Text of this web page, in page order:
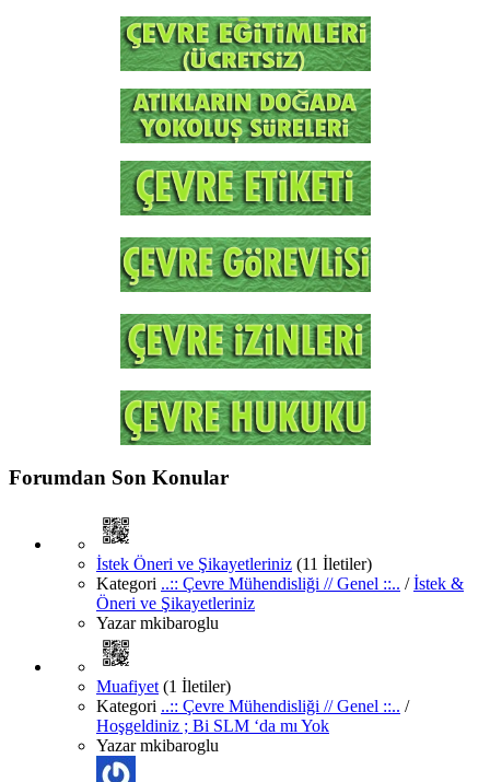
Forumdan Son Konular
İstek Öneri ve Şikayetleriniz (11 İletiler)
Kategori ..:: Çevre Mühendisliği // Genel ::.. /İstek &
Öneri ve Şikayetleriniz
Yazarmkibaroglu
Muafiyet (1 İletiler)
Kategori ..:: Çevre Mühendisliği // Genel ::.. /
Hoşgeldiniz ; Bi SLM ‘da mı Yok
Yazarmkibaroglu